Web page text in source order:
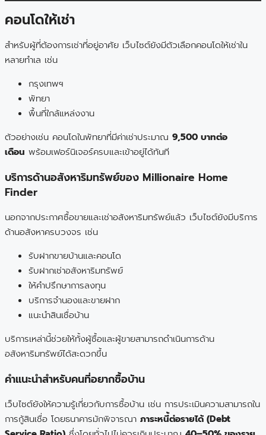
คอนโดให้เช่า
สำหรับผู้ที่ต้องการเช่าที่อยู่อาศัย เว็บไซต์ยังมีตัวเลือกคอนโดให้เช่าใน
หลายทำเล เช่น
กรุงเทพฯ
พัทยา
พื้นที่ใกล้แหล่งงาน
ตัวอย่างเช่น คอนโดในพัทยาที่มีค่าเช่าประมาณ 9,500 บาทต่อ
เดือน พร้อมเฟอร์นิเจอร์ครบและเข้าอยู่ได้ทันที
บริการด้านอสังหาริมทรัพย์ของ Millionaire Home
Finder
นอกจากประกาศซื้อขายและเช่าอสังหาริมทรัพย์แล้ว เว็บไซต์ยังมีบริการ
ด้านอสังหาครบวงจร เช่น
รับฝากขายบ้านและคอนโด
รับฝากเช่าอสังหาริมทรัพย์
ให้คำปรึกษาการลงทุน
บริการจำนองและขายฝาก
แนะนำสินเชื่อบ้าน
บริการเหล่านี้ช่วยให้ทั้งผู้ซื้อและผู้ขายสามารถดำเนินการด้าน
อสังหาริมทรัพย์ได้สะดวกขึ้น
คำแนะนำสำหรับคนที่อยากซื้อบ้าน
เว็บไซต์ยังให้ความรู้เกี่ยวกับการซื้อบ้าน เช่น การประเมินความสามารถใน
การกู้สินเชื่อ โดยธนาคารมักพิจารณา ภาระหนี้ต่อรายได้ (Debt